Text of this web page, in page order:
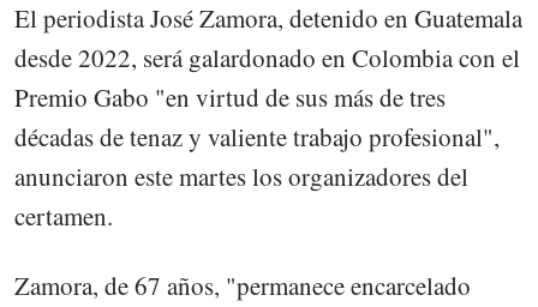
El periodista José Zamora, detenido en Guatemala
desde 2022, será galardonado en Colombia con el
Premio Gabo "en virtud de sus más de tres
décadas de tenaz y valiente trabajo profesional",
anunciaron este martes los organizadores del
certamen.
Zamora, de 67 años, "permanece encarcelado